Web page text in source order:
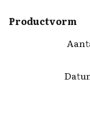
Productvorm